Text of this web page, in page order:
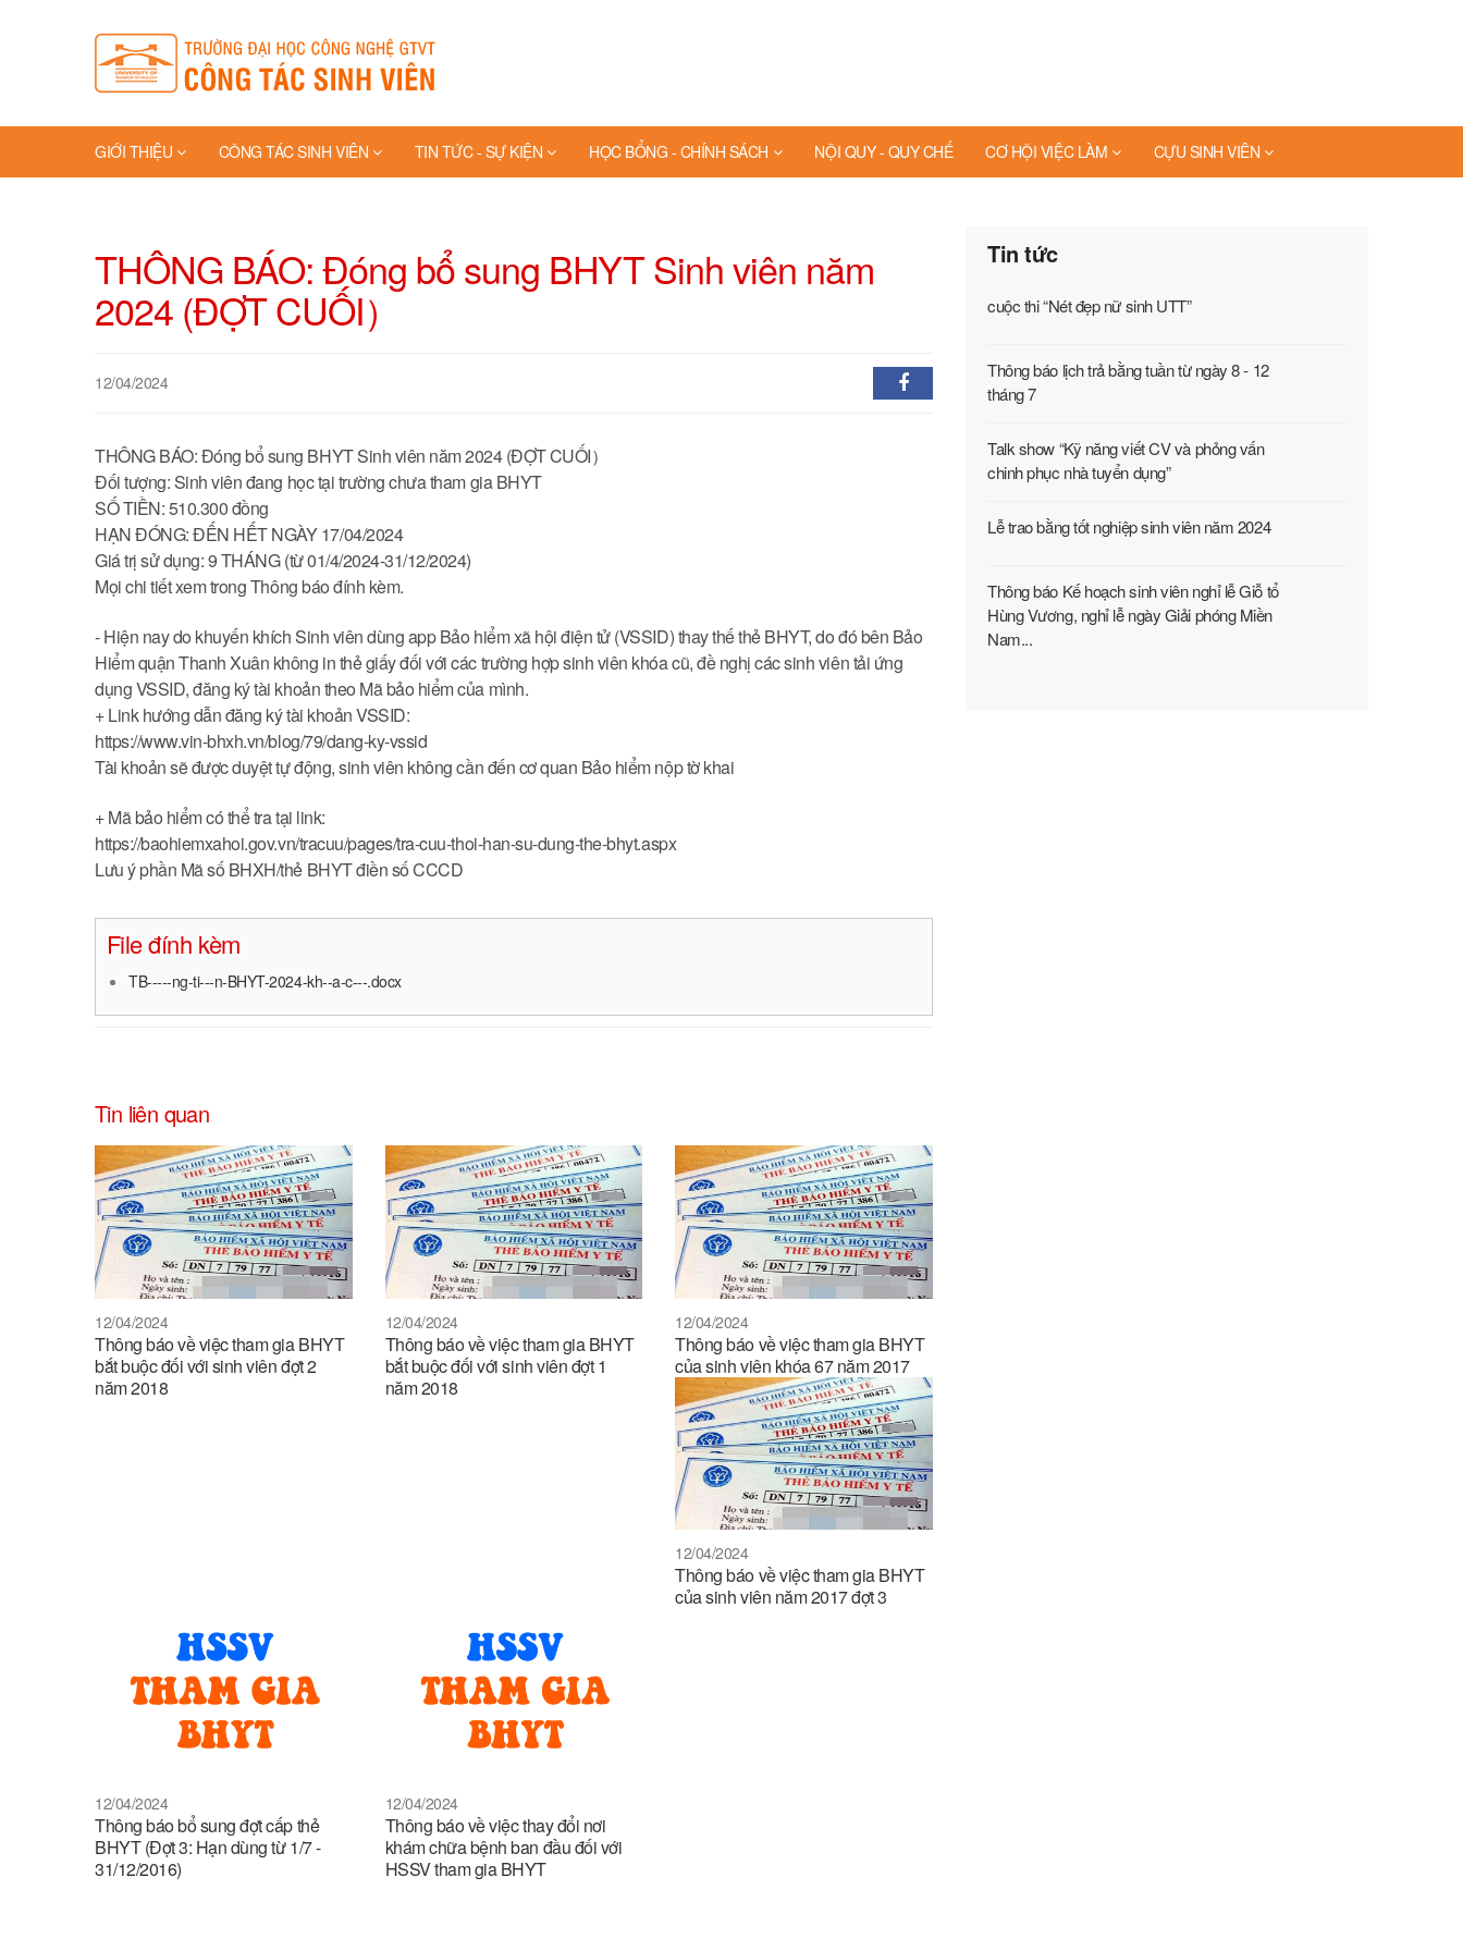
GIỚI THIỆU CÔNG TÁC SINH VIÊN TIN TỨC - SỰ KIỆN HỌC BỔNG - CHÍNH SÁCH NỘI QUY - QUY CHẾ CƠ HỘI VIỆC LÀM CỰU SINH VIÊN
THÔNG BÁO: Đóng bổ sung BHYT Sinh viên năm
2024 (ĐỢT CUỐI）
12/04/2024
THÔNG BÁO: Đóng bổ sung BHYT Sinh viên năm 2024 (ĐỢT CUỐI）
Đối tượng: Sinh viên đang học tại trường chưa tham gia BHYT
SỐ TIỀN: 510.300 đồng
HẠN ĐÓNG: ĐẾN HẾT NGÀY 17/04/2024
Giá trị sử dụng: 9 THÁNG (từ 01/4/2024-31/12/2024)
Mọi chi tiết xem trong Thông báo đính kèm.
- Hiện nay do khuyến khích Sinh viên dùng app Bảo hiểm xã hội điện tử (VSSID) thay thế thẻ BHYT, do đó bên Bảo
Hiểm quận Thanh Xuân không in thẻ giấy đối với các trường hợp sinh viên khóa cũ, đề nghị các sinh viên tải ứng
dụng VSSID, đăng ký tài khoản theo Mã bảo hiểm của mình.
+ Link hướng dẫn đăng ký tài khoản VSSID:
https://www.vin-bhxh.vn/blog/79/dang-ky-vssid
Tài khoản sẽ được duyệt tự động, sinh viên không cần đến cơ quan Bảo hiểm nộp tờ khai
+ Mã bảo hiểm có thể tra tại link:
https://baohiemxahoi.gov.vn/tracuu/pages/tra-cuu-thoi-han-su-dung-the-bhyt.aspx
Lưu ý phần Mã số BHXH/thẻ BHYT điền số CCCD
File đính kèm
TB-----ng-ti---n-BHYT-2024-kh--a-c---.docx
Tin liên quan
12/04/2024
Thông báo về việc tham gia BHYT
bắt buộc đối với sinh viên đợt 2
năm 2018
12/04/2024
Thông báo về việc tham gia BHYT
bắt buộc đối với sinh viên đợt 1
năm 2018
12/04/2024
Thông báo về việc tham gia BHYT
của sinh viên khóa 67 năm 2017
12/04/2024
Thông báo về việc tham gia BHYT
của sinh viên năm 2017 đợt 3
12/04/2024
Thông báo bổ sung đợt cấp thẻ
BHYT (Đợt 3: Hạn dùng từ 1/7 -
31/12/2016)
12/04/2024
Thông báo về việc thay đổi nơi
khám chữa bệnh ban đầu đối với
HSSV tham gia BHYT
Tin tức
cuộc thi “Nét đẹp nữ sinh UTT”
Thông báo lịch trả bằng tuần từ ngày 8 - 12
tháng 7
Talk show “Kỹ năng viết CV và phỏng vấn
chinh phục nhà tuyển dụng”
Lễ trao bằng tốt nghiệp sinh viên năm 2024
Thông báo Kế hoạch sinh viên nghỉ lễ Giỗ tổ
Hùng Vương, nghỉ lễ ngày Giải phóng Miền
Nam...